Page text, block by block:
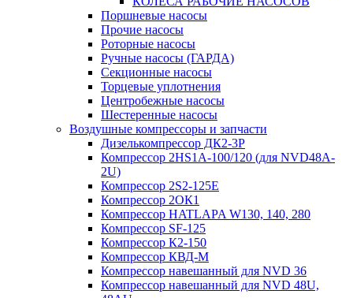
Поршневые насосы
Прочие насосы
Роторные насосы
Ручные насосы (ГАРДА)
Секционные насосы
Торцевые уплотнения
Центробежные насосы
Шестеренные насосы
Воздушные компрессоры и запчасти
Дизелькомпрессор ДК2-3Р
Компрессор 2HS1A-100/120 (для NVD48A-
2U)
Компрессор 2S2-125Е
Компрессор 2ОК1
Компрессор HATLAPA W130, 140, 280
Компрессор SF-125
Компрессор К2-150
Компрессор КВД-М
Компрессор навешанный для NVD 36
Компрессор навешанный для NVD 48U,